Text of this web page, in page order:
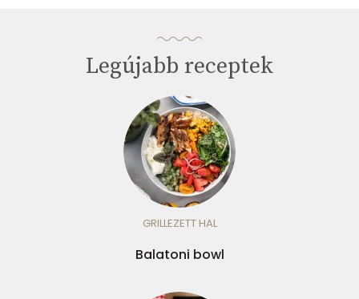
Legújabb receptek
GRILLEZETT HAL
Balatoni bowl